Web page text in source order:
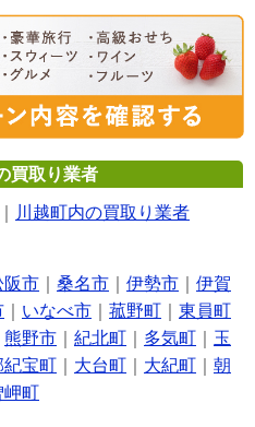
買取り業者
川越町内の買取り業者
阪市 桑名市 伊勢市
伊賀
いなべ市 菰野町
東員町
熊野市 紀北町 多気町
玉
紀宝町 大台町 大紀町
朝
岬町